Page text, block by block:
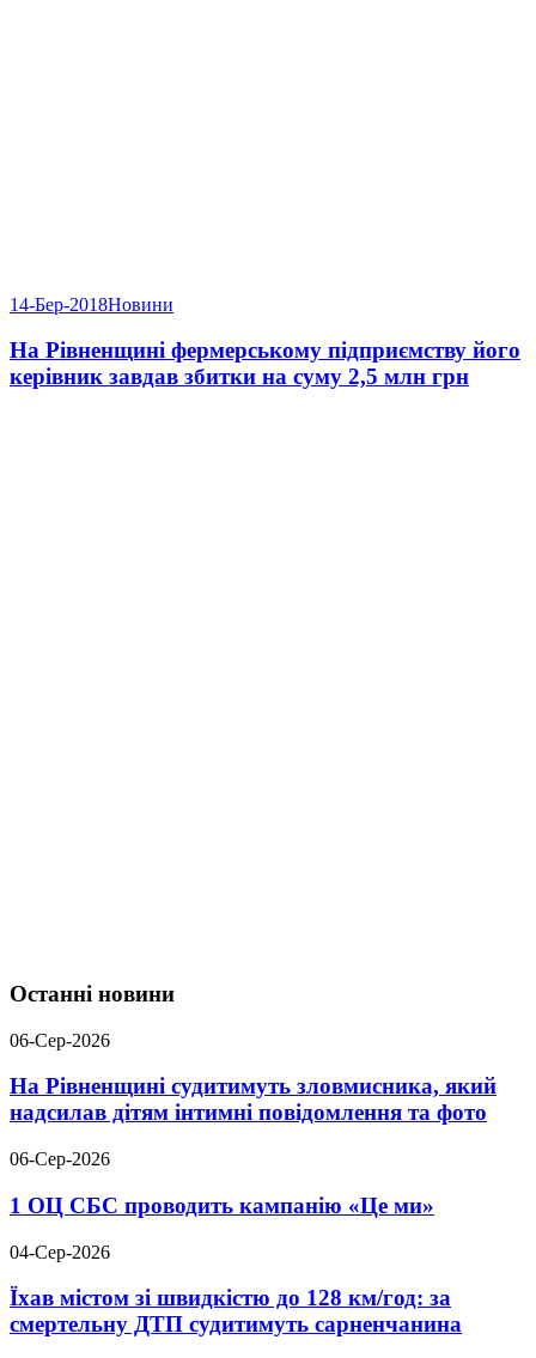
14-Бер-2018Новини
На Рівненщині фермерському підприємству його
керівник завдав збитки на суму 2,5 млн грн
Останні новини
06-Сер-2026
На Рівненщині судитимуть зловмисника, який
надсилав дітям інтимні повідомлення та фото
06-Сер-2026
1 ОЦ СБС проводить кампанію «Це ми»
04-Сер-2026
Їхав містом зі швидкістю до 128 км/год: за
смертельну ДТП судитимуть сарненчанина